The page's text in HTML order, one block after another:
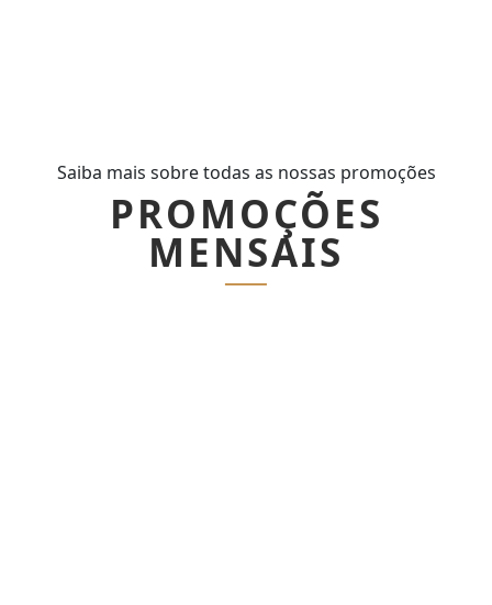
Saiba mais sobre todas as nossas promoções
PROMOÇÕES
MENSAIS